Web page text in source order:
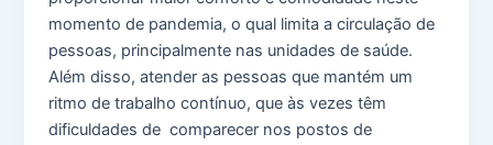
momento de pandemia, o qual limita a circulação de
pessoas, principalmente nas unidades de saúde.
Além disso, atender as pessoas que mantém um
ritmo de trabalho contínuo, que às vezes têm
dificuldades de comparecer nos postos de